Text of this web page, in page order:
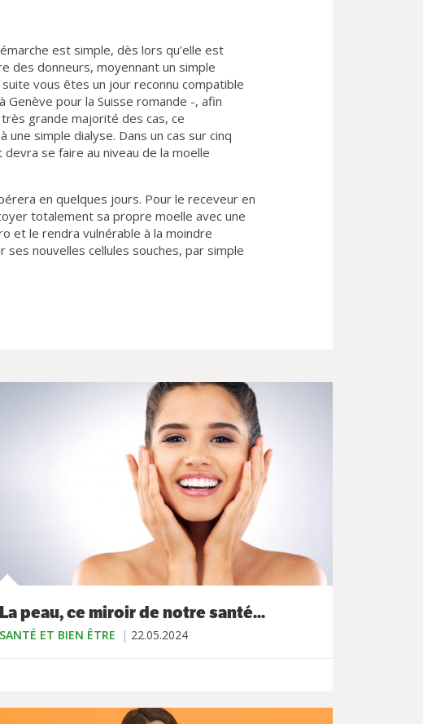
est simple, dès lors qu’elle est
des donneurs, moyennant un simple
vous êtes un jour reconnu compatible
pour la Suisse romande -, afin
grande majorité des cas, ce
simple dialyse. Dans un cas sur cinq
se faire au niveau de la moelle
en quelques jours. Pour le receveur en
totalement sa propre moelle avec une
et le rendra vulnérable à la moindre
ses nouvelles cellules souches, par simple
La peau, ce miroir de notre santé...
SANTÉ ET BIEN ÊTRE 22.05.2024